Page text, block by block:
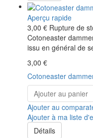
Aperçu rapide
3,00 € Rupture de
Cotoneaster
issu en général de
3,00 €
Cotoneaster
Ajouter au panier
Ajouter au
Ajouter à ma liste
Détails